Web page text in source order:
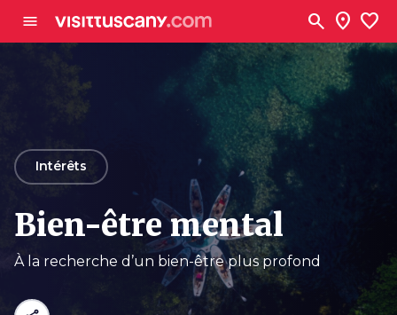
menu search location_on favorite
arrow_backIntérêts
Bien-être mental
À la recherche d’un bien-être plus profond